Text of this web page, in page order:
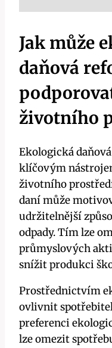
Jak může
daňová
životního
Ekologická
klíčovým
životního
daní může
udržitelnější
odpady. Tím lze
průmyslových
snížit produkci
Prostřednictvím
ovlivnit
preferenci
lze omezit